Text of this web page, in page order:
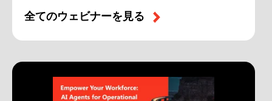
全てのウェビナーを見る